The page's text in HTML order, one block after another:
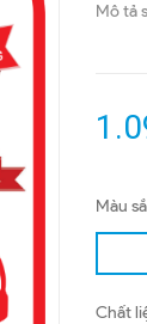
Mô tả
Màu
Chất